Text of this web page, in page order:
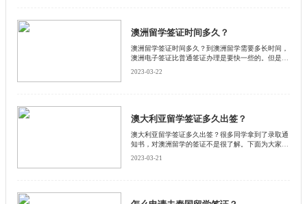
澳洲留学签证时间多久？
澳洲留学签证时间多久？到澳洲留学需要多长时间，
澳洲电子签证比普通签证办理是要快一些的。但是两
2023-03-22
澳大利亚留学签证多久出签？
澳大利亚留学签证多久出签？很多同学拿到了录取通
知书，对澳洲留学的签证不是很了解。下面为大家整
2023-03-21